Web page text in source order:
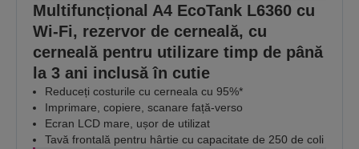
Multifuncțional A4 EcoTank L6360 cu
Wi-Fi, rezervor de cerneală, cu
cerneală pentru utilizare timp de până
la 3 ani inclusă în cutie
Reduceți costurile cu cerneala cu 95%*
Imprimare, copiere, scanare față-verso
Ecran LCD mare, ușor de utilizat
Tavă frontală pentru hârtie cu capacitate de 250 de coli